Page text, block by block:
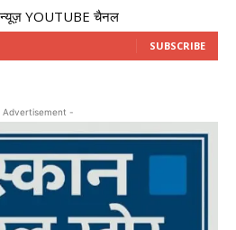
न्यूज़ YOUTUBE चैनल
SUBSCRIBE
Advertisement -